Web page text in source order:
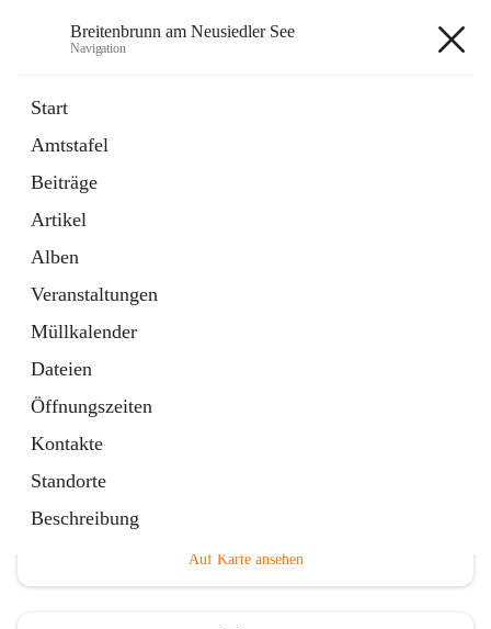
Breitenbrunn am Neusiedler See
Navigation
Start
Amtstafel
Beiträge
Artikel
Alben
Veranstaltungen
Müllkalender
Dateien
Öffnungszeiten
Kontakte
Standorte
Beschreibung
18 Schnellzugriffe
Gemeindeservice
Auf Karte ansehen